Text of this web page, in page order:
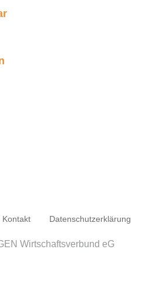
Kontakt Datenschutzerklärung
Wirtschaftsverbund eG